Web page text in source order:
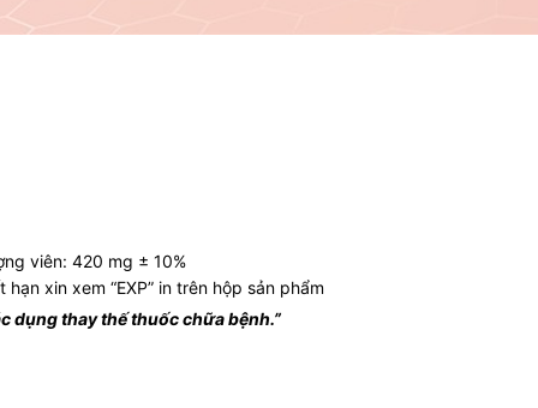
viên: 420 mg ± 10%
xin xem “EXP” in trên hộp sản phẩm
dụng thay thế thuốc chữa bệnh.”